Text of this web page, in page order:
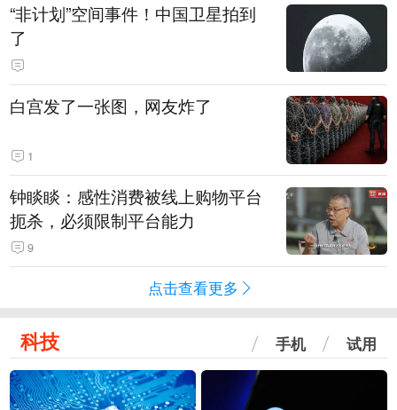
“非计划”空间事件！中国卫星拍到
了
白宫发了一张图，网友炸了
1
钟睒睒：感性消费被线上购物平台
扼杀，必须限制平台能力
9
点击查看更多
科技 手机 试用